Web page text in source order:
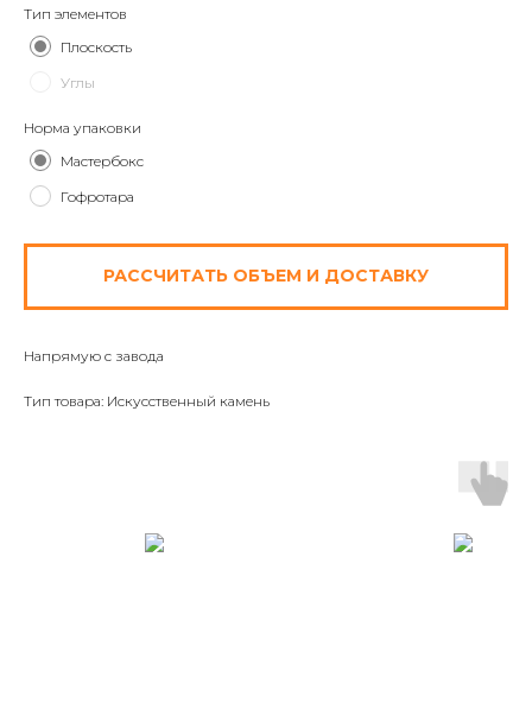
Тип элементов
Плоскость
Углы
Норма упаковки
Мастербокс
Гофротара
РАССЧИТАТЬ ОБЪЕМ И ДОСТАВКУ
Напрямую с завода
Тип товара: Искусственный камень